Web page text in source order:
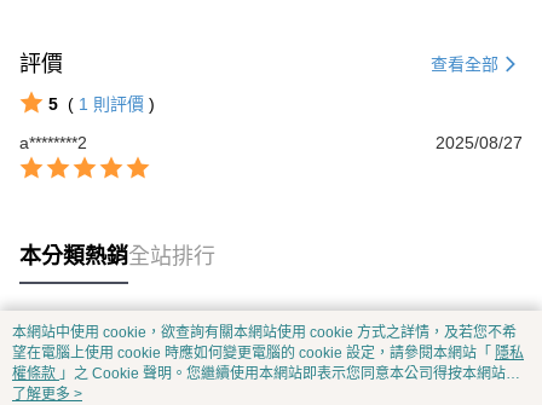
評價 查看全部
5 ( 1 則評價 )
a********2
2025/08/27
本分類熱銷全站排行
熱門標籤
本網站中使用 cookie，欲查詢有關本網站使用 cookie 方式之詳情，及若您不希
望在電腦上使用 cookie 時應如何變更電腦的 cookie 設定，請參閱本網站「 隱私
權條款 」之 Cookie 聲明。您繼續使用本網站即表示您同意本公司得按本網站使
用條款之 Cookie 聲明使用 cookie。
了解更多 >